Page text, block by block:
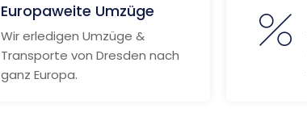
Europaweite Umzüge
Wir erledigen Umzüge &
Transporte von Dresden nach
ganz Europa.